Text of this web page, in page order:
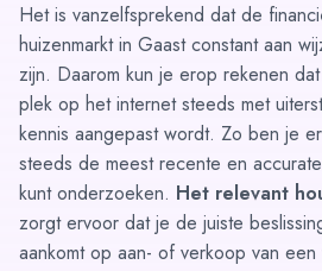
Het is vanzelfsprekend dat de
huizenmarkt in Gaast constant aan
zijn. Daarom kun je erop rekenen
plek op het internet steeds met
kennis aangepast wordt. Zo ben je
steeds de meest recente en
kunt onderzoeken. Het relevant
zorgt ervoor dat je de juiste
aankomt op aan- of verkoop van